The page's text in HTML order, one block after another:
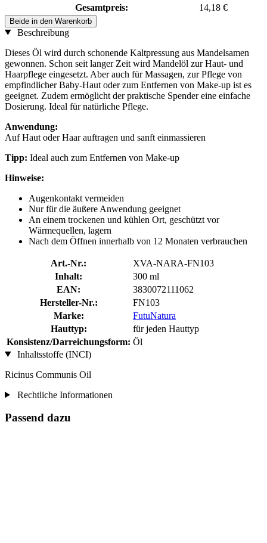
Gesamtpreis:
14,18 €
Beide in den Warenkorb
Beschreibung
Dieses Öl wird durch schonende Kaltpressung aus Mandelsamen
gewonnen. Schon seit langer Zeit wird Mandelöl zur Haut- und
Haarpflege eingesetzt. Aber auch für Massagen, zur Pflege von
empfindlicher Baby-Haut oder zum Entfernen von Make-up ist es
geeignet. Zudem ermöglicht der praktische Spender eine einfache
Dosierung. Ideal für natürliche Pflege.
Anwendung:
Auf Haut oder Haar auftragen und sanft einmassieren
Tipp: Ideal auch zum Entfernen von Make-up
Hinweise:
Augenkontakt vermeiden
Nur für die äußere Anwendung geeignet
An einem trockenen und kühlen Ort, geschützt vor
Wärmequellen, lagern
Nach dem Öffnen innerhalb von 12 Monaten verbrauchen
Art.-Nr.:
XVA-NARA-FN103
Inhalt:
300 ml
EAN:
3830072111062
Hersteller-Nr.:
FN103
Marke:
FutuNatura
Hauttyp:
für jeden Hauttyp
Konsistenz/Darreichungsform: Öl
Inhaltsstoffe (INCI)
Ricinus Communis Oil
Rechtliche Informationen
Passend dazu